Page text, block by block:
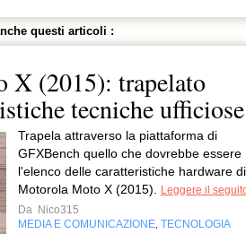
questi articoli :
X (2015): trapelato
tecniche ufficiose
Trapela attraverso la piattaforma di
GFXBench quello che dovrebbe essere
l'elenco delle caratteristiche hardware di
Motorola Moto X (2015).
Leggere il
Da Nico315
MEDIA E COMUNICAZIONE TECNOLOGIA